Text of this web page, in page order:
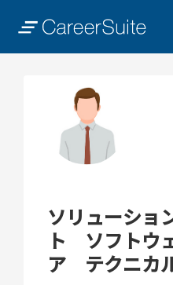
ソリューショ
ト ソフトウ
ア テクニカ